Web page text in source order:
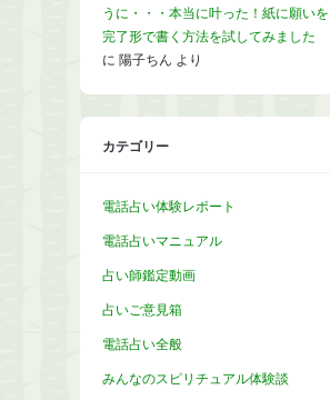
うに・・・本当に叶った！紙に願いを
完了形で書く方法を試してみました
に 陽子ちん より
カテゴリー
電話占い体験レポート
電話占いマニュアル
占い師鑑定動画
占いご意見箱
電話占い全般
みんなのスピリチュアル体験談